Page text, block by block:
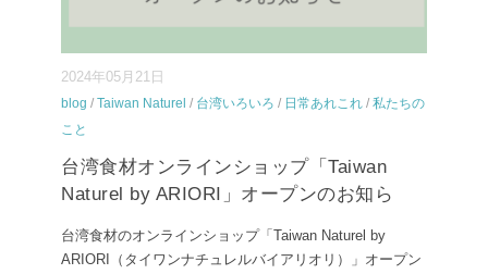
2024年05月21日
blog / Taiwan Naturel / 台湾いろいろ / 日常あれこれ / 私たちの
こと
台湾食材オンラインショップ「Taiwan
Naturel by ARIORI」オープンのお知ら
台湾食材のオンラインショップ「Taiwan Naturel by
ARIORI（タイワンナチュレルバイアリオリ）」オープン